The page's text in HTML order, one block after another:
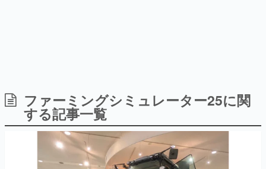
ゲーム開発者・hamatsu氏がゲームの魅力を画面や操作の
具体的な形から解き明かしていく、硬派で骨太な評論連載
です。
ゲームが変えた日本語
「経験値」「裏技」「ラスボス」… ゲームにまつわる言葉
の起源や用法の変遷を、コンピューター文化史研究家・タ
イニーP氏が徹底調査。
ファーミングシミュレーター25に関
する記事一覧